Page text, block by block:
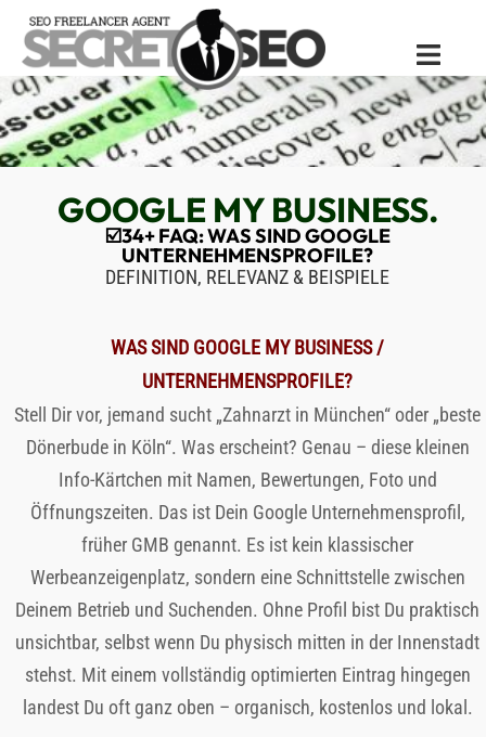
Zum
Inhalt
springen
Menü
GOOGLE MY BUSINESS.
☑️34+ FAQ: WAS SIND GOOGLE
UNTERNEHMENSPROFILE?
DEFINITION, RELEVANZ & BEISPIELE
WAS SIND GOOGLE MY BUSINESS /
UNTERNEHMENSPROFILE?
Stell Dir vor, jemand sucht „Zahnarzt in München“ oder „beste
Dönerbude in Köln“. Was erscheint? Genau – diese kleinen
Info-Kärtchen mit Namen, Bewertungen, Foto und
Öffnungszeiten. Das ist Dein Google Unternehmensprofil,
früher GMB genannt. Es ist kein klassischer
Werbeanzeigenplatz, sondern eine Schnittstelle zwischen
Deinem Betrieb und Suchenden. Ohne Profil bist Du praktisch
unsichtbar, selbst wenn Du physisch mitten in der Innenstadt
stehst. Mit einem vollständig optimierten Eintrag hingegen
landest Du oft ganz oben – organisch, kostenlos und lokal.